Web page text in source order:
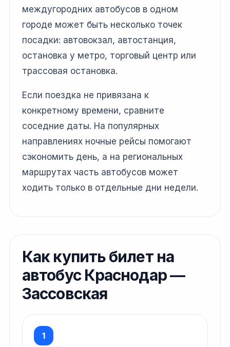
междугородних автобусов в одном
городе может быть несколько точек
посадки: автовокзал, автостанция,
остановка у метро, торговый центр или
трассовая остановка.
Если поездка не привязана к
конкретному времени, сравните
соседние даты. На популярных
направлениях ночные рейсы помогают
сэкономить день, а на региональных
маршрутах часть автобусов может
ходить только в отдельные дни недели.
Как купить билет на
автобус Краснодар —
Зассовская
1